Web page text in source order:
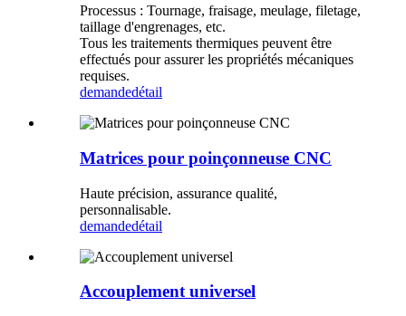
Processus : Tournage, fraisage, meulage, filetage,
taillage d'engrenages, etc.
Tous les traitements thermiques peuvent être
effectués pour assurer les propriétés mécaniques
requises.
demandedétail
Matrices pour poinçonneuse CNC
Haute précision, assurance qualité,
personnalisable.
demandedétail
Accouplement universel